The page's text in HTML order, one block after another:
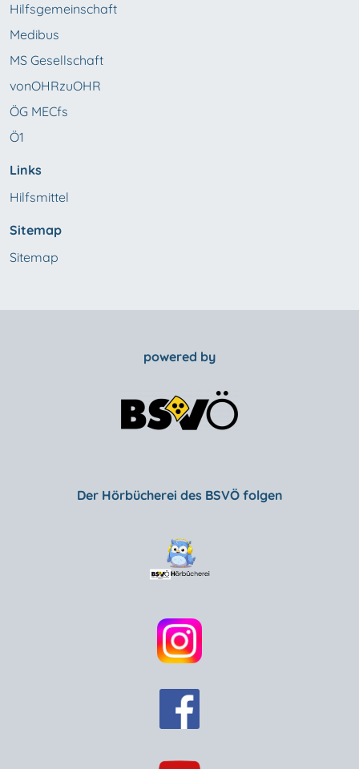
Hilfsgemeinschaft
Medibus
MS Gesellschaft
vonOHRzuOHR
ÖG MECfs
Ö1
Links
Hilfsmittel
Sitemap
Sitemap
powered by
Der Hörbücherei des BSVÖ folgen